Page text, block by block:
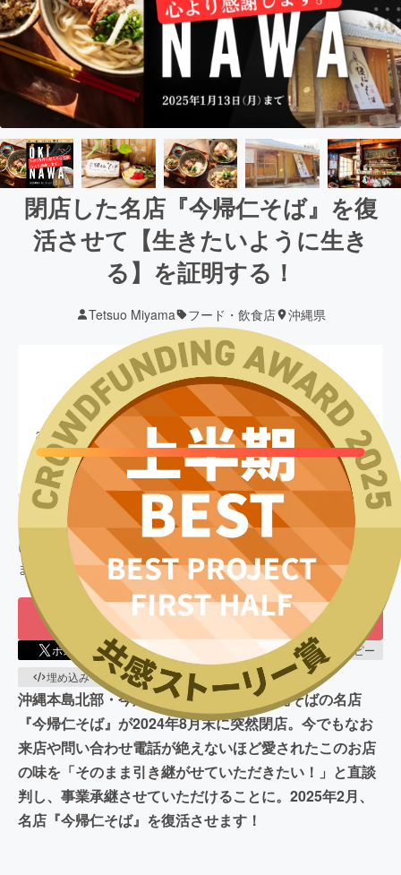
閉店した名店『今帰仁そば』を復
活させて【生きたいように生き
る】を証明する！
Tetsuo Miyama フード・飲食店 沖縄県
現在の支援総額
13,567,500円
271%達成 終了
目標金額5,000,000円 326 人
このプロジェクトは、 2024/12/05 に募集を開始し、 326
人の支援
により
13,567,500円の資金を集め、 2025/01/13
に募集を終了し
ました
もう一度プロジェクトをやってほしい 28
ポスト シェア LINEで送る
URLコピー
埋め込み
QRコード
沖縄本島北部・今帰仁村にある古民家沖縄そばの名店
『今帰仁そば』が2024年8月末に突然閉店。今でもなお
来店や問い合わせ電話が絶えないほど愛されたこのお店
の味を「そのまま引き継がせていただきたい！」と直談
判し、事業承継させていただけることに。2025年2月、
名店『今帰仁そば』を復活させます！